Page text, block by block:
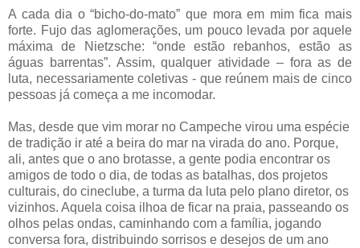
A cada dia o “bicho-do-mato” que mora em mim fica mais
forte. Fujo das aglomerações, um pouco levada por aquele
máxima de Nietzsche: “onde estão rebanhos, estão as
águas barrentas”. Assim, qualquer atividade – fora as de
luta, necessariamente coletivas - que reúnem mais de cinco
pessoas já começa a me incomodar.
Mas, desde que vim morar no Campeche virou uma espécie
de tradição ir até a beira do mar na virada do ano. Porque,
ali, antes que o ano brotasse, a gente podia encontrar os
amigos de todo o dia, de todas as batalhas, dos projetos
culturais, do cineclube, a turma da luta pelo plano diretor, os
vizinhos. Aquela coisa ilhoa de ficar na praia, passeando os
olhos pelas ondas, caminhando com a família, jogando
conversa fora, distribuindo sorrisos e desejos de um ano